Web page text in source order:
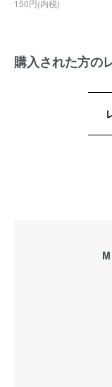
150円(内税)
購入された方の